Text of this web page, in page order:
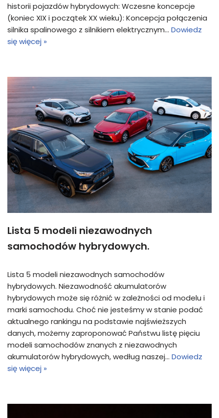
historii pojazdów hybrydowych: Wczesne koncepcje
(koniec XIX i początek XX wieku): Koncepcja połączenia
silnika spalinowego z silnikiem elektrycznym… Dowiedz
się więcej »
Lista 5 modeli niezawodnych
samochodów hybrydowych.
Lista 5 modeli niezawodnych samochodów
hybrydowych. Niezawodność akumulatorów
hybrydowych może się różnić w zależności od modelu i
marki samochodu. Choć nie jesteśmy w stanie podać
aktualnego rankingu na podstawie najświeższych
danych, możemy zaproponować Państwu listę pięciu
modeli samochodów znanych z niezawodnych
akumulatorów hybrydowych, według naszej… Dowiedz
się więcej »